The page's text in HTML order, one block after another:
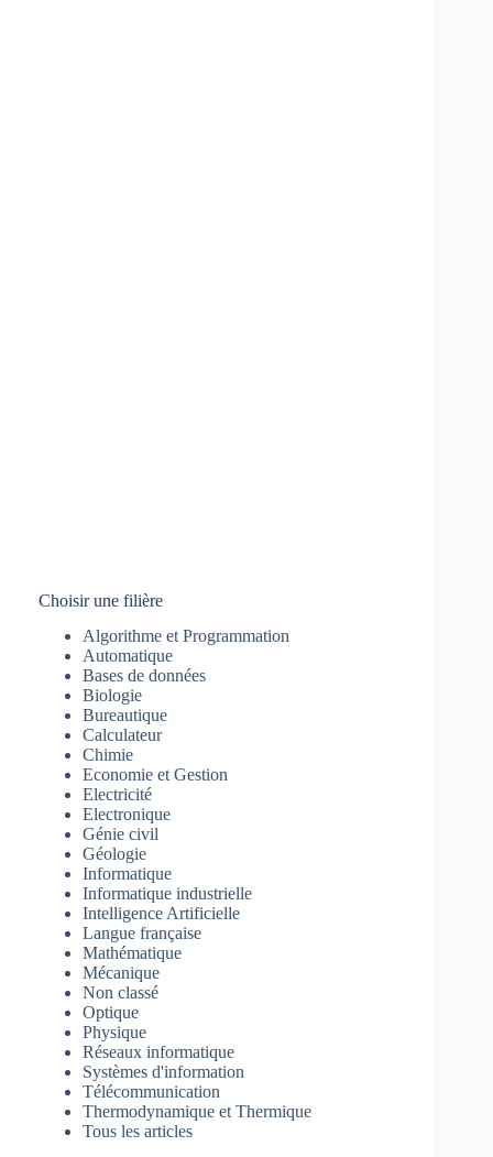
Choisir une filière
Algorithme et Programmation
Automatique
Bases de données
Biologie
Bureautique
Calculateur
Chimie
Economie et Gestion
Electricité
Electronique
Génie civil
Géologie
Informatique
Informatique industrielle
Intelligence Artificielle
Langue française
Mathématique
Mécanique
Non classé
Optique
Physique
Réseaux informatique
Systèmes d'information
Télécommunication
Thermodynamique et Thermique
Tous les articles